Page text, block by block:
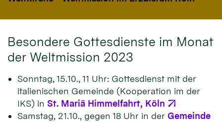
Besondere Gottesdienste im Monat
der Weltmission 2023
Sonntag, 15.10., 11 Uhr: Gottesdienst mit der
italienischen Gemeinde (Kooperation im der
IKS) in St. Mariä Himmelfahrt, Köln
Samstag, 21.10., gegen 18 Uhr in der Gemeinde